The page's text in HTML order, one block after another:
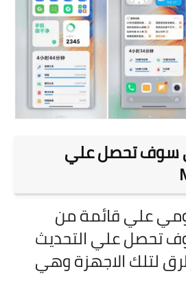
سوف تحصل علي
علي قائمة من
تحصل علي التحديث
لتلك الاجهزة وهي